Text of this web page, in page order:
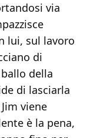
via
lui, sul lavoro
di
della
di lasciarla
viene
è la pena,